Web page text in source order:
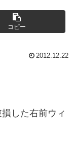
コピー
2012.12.22
した右前ウィ